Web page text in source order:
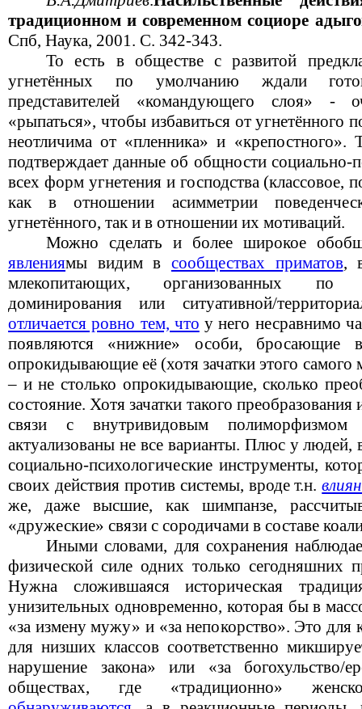
традиционном и современном социоре
Спб, Наука, 2001. С. 342-343.
То есть в обществе с развитой
угнетённых по умолчанию ждали
представителей «командующего слоя» -
«рыпаться», чтобы избавиться от
неотличима от «пленника» и «крепостного».
подтверждает данные об общности социально-
всех форм угнетения и господства (классовое,
как в отношении асимметрии
угнетённого, так и в отношении их мотиваций.
Можно сделать и более широкое
явлениямы видим в сообществах приматов,
млекопитающих, организованных по
доминирования или ситуативной/
отличается ровно тем, что у него несравнимо
появляются «нижние» особи, бросающие
опрокидывающие её (хотя зачатки этого
– и не столько опрокидывающие, сколько
состояние. Хотя зачатки такого преобразования
связи с внутривидовым полиморфизмом
актуализованы не все варианты. Плюс у людей,
социально-психологические инструменты,
своих действия против системы, вроде т.н.
же, даже высшие, как шимпанзе,
«дружеские» связи с сородичами в составе
Иными словами, для сохранения
физической силе одних только сегодняшних
Нужна сложившаяся историческая
унизительных одновременно, которая бы в
«за измену мужу» и «за непокорство». Это для
для низших классов соответственно
нарушение закона» или «за богохульство/
обществах, где «традиционно»